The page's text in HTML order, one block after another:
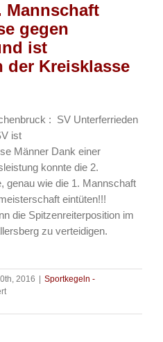
BW
Allersberg
2,
behält
aber
Tabellenführung
Mannschaft
gegen
ist
der Kreisklasse
: SV Unterferrieden
ist
Männer Dank einer
konnte die 2.
genau wie die 1. Mannschaft
eintüten!!!
die Spitzenreiterposition im
zu verteidigen.
2016
Sportkegeln -
für
–